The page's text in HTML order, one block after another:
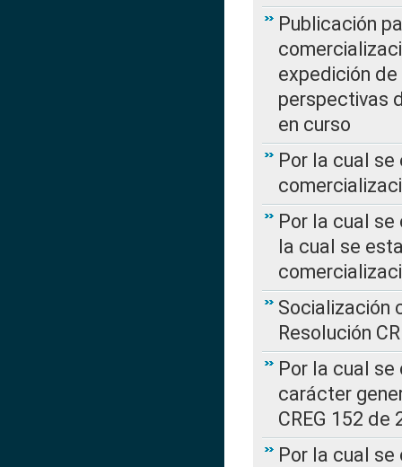
Publicación
expedición de
perspectivas
en curso
Por la cual
Por la cual se
la cual se
Socialización
Resolución
Por la cual
carácter
CREG 152 de
Por la cual